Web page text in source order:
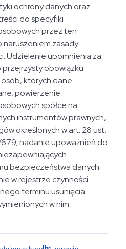
ochrony danych oraz
do specyfiki
przez ten
naruszeniem zasady
Udzielenie upomnienia za:
przejrzysty obowiązku
których dane
powierzenie
spółce na
instrumentów prawnych,
określonych w art. 28 ust.
nadanie upoważnień do
bezpieczeństwa danych
w rejestrze czynności
terminu usunięcia
w nim